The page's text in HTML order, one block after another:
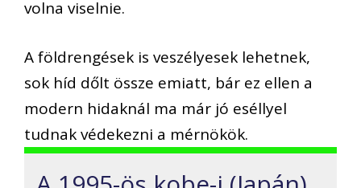
volna viselnie.
A földrengések is veszélyesek lehetnek,
sok híd dőlt össze emiatt, bár ez ellen a
modern hidaknál ma már jó eséllyel
tudnak védekezni a mérnökök.